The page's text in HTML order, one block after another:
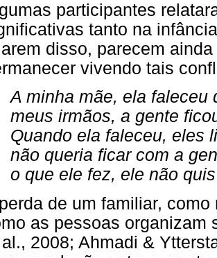
participantes
tanto na
disso, parecem
vivendo tais
A minha mãe, ela faleceu
meus irmãos, a gente
Quando ela faleceu, eles
não queria ficar com a
o que ele fez, ele não
de um familiar,
as pessoas organizam
2008; Ahmadi &